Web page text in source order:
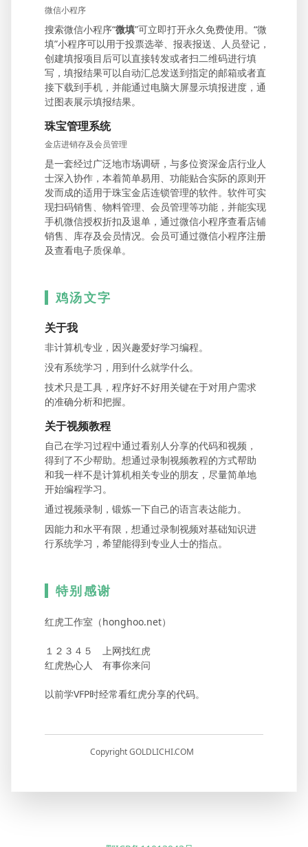
微信小程序
搜索微信小程序“微填”可立即打开永久免费使用。“微
填”小程序可以用于投票选举、报表报送、人员登记，
创建填报项目后可以直接转发或者扫二维码进行填
写，填报结果可以自动汇总发送到指定的邮箱或者直
接下载到手机，并能通过电脑大屏显示填报进度，通
过图表展示填报结果。
珠宝管理系统
金店进销存及会员管理
是一套经过广泛地市场调研，与多位资深金店行业人
士深入协作，本着简单易用、功能贴合实际的原则开
发而成的适用于珠宝金店连锁管理的软件。软件可实
现扫码销售、物料管理、会员管理等功能，并能实现
手机微信授权折扣及退单，通过微信小程序查看店铺
销售、库存及会员情况。会员可通过微信小程序注册
及查看电子质保单。
鸡汤文字
关于我
非计算机专业，因兴趣爱好学习编程。
没有系统学习，用到什么就学什么。
技术只是工具，程序好不好用关键在于对用户需求
的准确分析和把握。
关于视频教程
自己在学习过程中通过看别人分享的代码和视频，
得到了不少帮助。想通过录制视频教程的方式帮助
和我一样不是计算机相关专业的朋友，尽量简单地
开始编程学习。
通过视频录制，锻炼一下自己的语言表达能力。
因能力和水平有限，想通过录制视频对基础知识进
行系统学习，希望能得到专业人士的指点。
特别感谢
红虎工作室（honghoo.net）
１２３４５ 上网找红虎
红虎热心人 有事你来问
以前学VFP时经常看红虎分享的代码。
Copyright GOLDLICHI.COM